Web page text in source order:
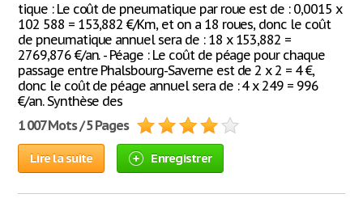
tique : Le coût de pneumatique par roue est de : 0,0015 x
102 588 = 153,882 €/Km, et on a 18 roues, donc le coût
de pneumatique annuel sera de : 18 x 153,882 =
2769,876 €/an. - Péage : Le coût de péage pour chaque
passage entre Phalsbourg-Saverne est de 2 x 2 = 4 €,
donc le coût de péage annuel sera de : 4 x 249 = 996
€/an. Synthèse des
1 007 Mots / 5 Pages
Lire la suite Enregistrer